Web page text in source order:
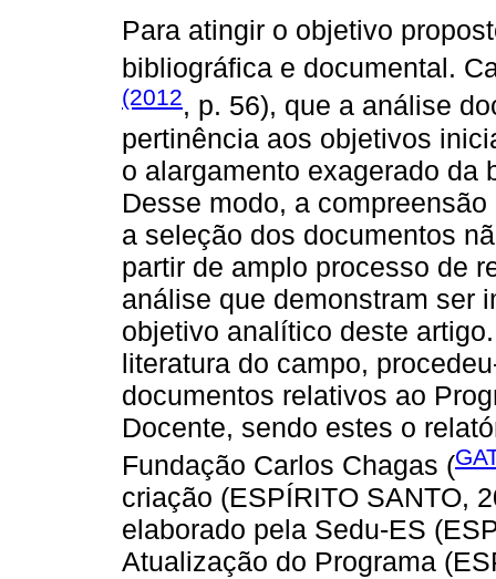
Para atingir o objetivo
bibliográfica e documental.
(2012, p. 56), que a análise
pertinência aos objetivos
o alargamento exagerado da
Desse modo, a
a seleção dos documentos
partir de amplo processo de
análise que demonstram ser
objetivo analítico deste
literatura do campo,
documentos relativos ao
Docente, sendo estes o
Fundação Carlos Chagas (
criação (ESPÍRITO SANTO,
elaborado pela Sedu-ES
Atualização do Programa